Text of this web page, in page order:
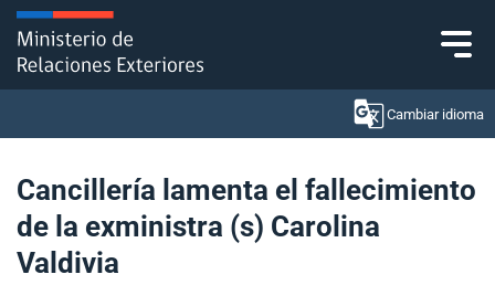
Click acá para ir directamente al contenido
Cambiar idioma
Ministerio
Política Exterior
Cancillería lamenta el fallecimiento
de la exministra (s) Carolina
Valdivia